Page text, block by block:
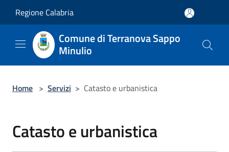
Regione Calabria
Comune di Terranova Sappo
Minulio
Home > Servizi > Catasto e urbanistica
Catasto e urbanistica